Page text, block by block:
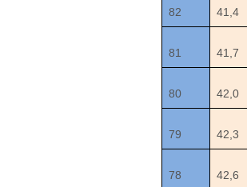
82 41,4
81 41,7
80 42,0
79 42,3
78 42,6